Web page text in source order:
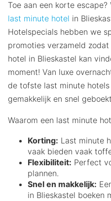
Toe aan een korte
last minute hotel in
Hotelspecials hebben we
promoties verzameld
hotel in Blieskastel kan
moment! Van luxe
de tofste last minute
gemakkelijk en snel
Waarom een last minute
Korting: Last minute
vaak bieden vaak
Flexibiliteit: Perfect
plannen.
Snel en makkelijk:
in Blieskastel boeken